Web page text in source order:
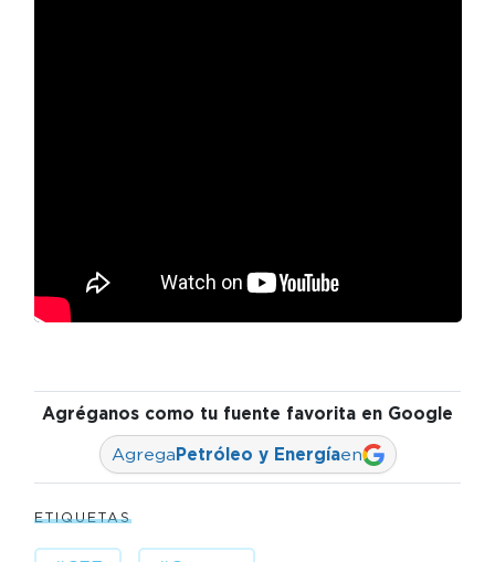
Agréganos como tu fuente favorita en Google
AgregaPetróleo y Energíaen
ETIQUETAS